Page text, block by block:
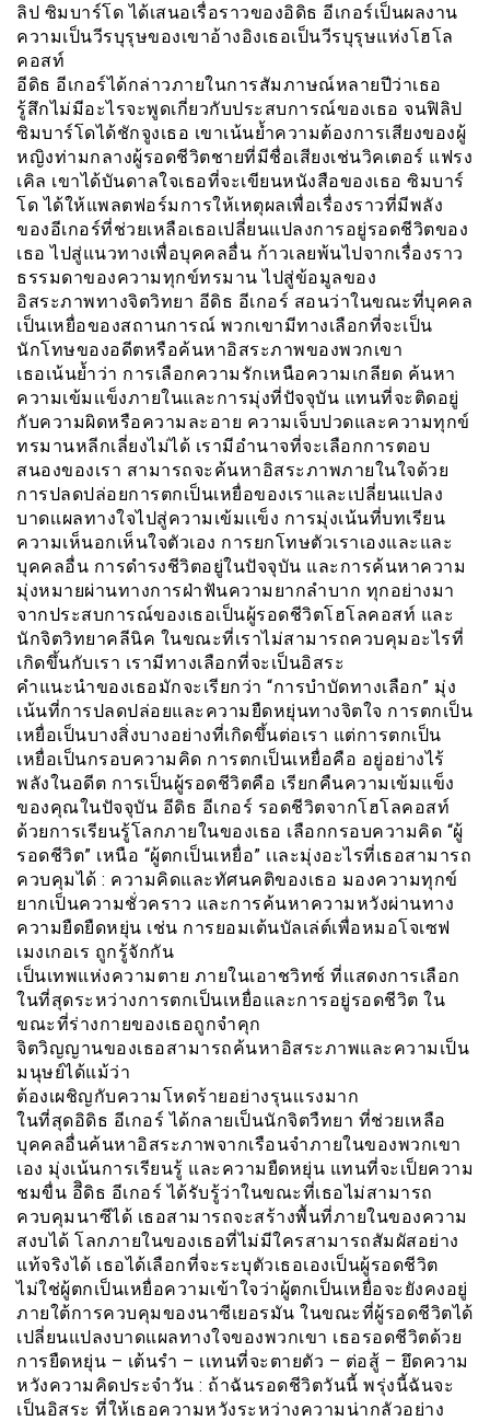
ลิป ซิมบาร์โด ได้เสนอเรื่อราวของอิดิธ อีเกอร์เป็นผลงาน
ความเป็นวีรบุรุษของเขาอ้างอิงเธอเป็นวีรบุรุษแห่งโฮโล
คอสท์
อีดิธ อีเกอร์ได้กล่าวภายในการสัมภาษณ์หลายปีว่าเธอ
รู้สึกไม่มีอะไรจะพูดเกี่ยวกับประสบการณ์ของเธอ จนฟิลิป
ซิมบาร์โดได้ชักจูงเธอ เขาเน้นย้ำความต้องการเสียงของผู้
หญิงท่ามกลางผู้รอดชีวิตชายที่มีชื่อเสียงเช่นวิคเตอร์ แฟรง
เคิล เขาได้บันดาลใจเธอที่จะเขียนหนังสือของเธอ ซิมบาร์
โด ได้ให้แพลตฟอร์มการให้เหตุผลเพื่อเรื่องราวที่มีพลัง
ของอีเกอร์ที่ช่วยเหลือเธอเปลี่ยนแปลงการอยู่รอดชีวิตของ
เธอ ไปสู่แนวทางเพื่อบุคคลอื่น ก้าวเลยพ้นไปจากเรื่องราว
ธรรมดาของความทุกข์ทรมาน ไปสู่ข้อมูลของ
อิสระภาพทางจิตวิทยา อีดิธ อีเกอร์ สอนว่าในขณะที่บุคคล
เป็นเหยื่อของสถานการณ์ พวกเขามีทางเลือกที่จะเป็น
นักโทษของอดีตหรือค้นหาอิสระภาพของพวกเขา
เธอเน้นย้ำว่า การเลือกความรักเหนือความเกลียด ค้นหา
ความเข้มเเข็งภายในและการมุ่งที่ปัจจุบัน แทนที่จะติดอยู่
กับความผิดหรือความละอาย ความเจ็บปวดและความทุกข์
ทรมานหลีกเลี่ยงไม่ได้ เรามีอำนาจที่จะเลือกการตอบ
สนองของเรา สามารถจะค้นหาอิสระภาพภายในใจด้วย
การปลดปล่อยการตกเป็นเหยื่อของเราและเปลี่ยนแปลง
บาดเเผลทางใจไปสู่ความเข้มเเข็ง การมุ่งเน้นที่บทเรียน
ความเห็นอกเห็นใจตัวเอง การยกโทษตัวเราเองและและ
บุคคลอื่น การดำรงชีวิตอยู่ในปัจจุบัน และการค้นหาความ
มุ่งหมายผ่านทางการฝ่าฟันความยากลำบาก ทุกอย่างมา
จากประสบการณ์ของเธอเป็นผู้รอดชีวิตโฮโลคอสท์ และ
นักจิตวิทยาคลีนิค ในขณะที่เราไม่สามารถควบคุมอะไรที่
เกิดขึ้นกับเรา เรามีทางเลือกที่จะเป็นอิสระ
คำแนะนำของเธอมักจะเรียกว่า “การบำบัดทางเลือก” มุ่ง
เน้นที่การปลดปล่อยและความยืดหยุ่นทางจิตใจ การตกเป็น
เหยื่อเป็นบางสิ่งบางอย่างที่เกิดขึ้นต่อเรา แต่การตกเป็น
เหยื่อเป็นกรอบความคิด การตกเป็นเหยื่อคือ อยู่อย่างไร้
พลังในอดีต การเป็นผู้รอดชีวิตคือ เรียกคืนความเข้มแข็ง
ของคุณในปัจจุบัน อีดิธ อีเกอร์ รอดชีวิตจากโฮโลคอสท์
ด้วยการเรียนรู้โลกภายในของเธอ เลือกกรอบความคิด “ผู้
รอดชีวิต” เหนือ “ผู้ตกเป็นเหยื่อ” เเละมุ่งอะไรที่เธอสามารถ
ควบคุมได้ : ความคิดและทัศนคติของเธอ มองความทุกข์
ยากเป็นความชั่วคราว และการค้นหาความหวังผ่านทาง
ความยืดยืดหยุ่น เช่น การยอมเต้นบัลเล่ต์เพื่อหมอโจเซฟ
เมงเกอเร ถูกรู้จักกัน
เป็นเทพแห่งความตาย ภายในเอาชวิทซ์ ที่เเสดงการเลือก
ในที่สุดระหว่างการตกเป็นเหยื่อและการอยู่รอดชีวิต ใน
ขณะที่ร่างกายของเธอถูกจำคุก
จิตวิญญานของเธอสามารถค้นหาอิสระภาพและความเป็น
มนุษย์ได้แม้ว่า
ต้องเผชิญกับความโหดร้ายอย่างรุนเเรงมาก
ในที่สุดอิดิธ อีเกอร์ ได้กลายเป็นนักจิตวืทยา ที่ช่วยเหลือ
บุคคลอื่นค้นหาอิสระภาพจากเรือนจำภายในของพวกเขา
เอง มุ่งเน้นการเรียนรู้ และความยืดหยุ่น แทนที่จะเป็ยความ
ชมขื่น อีิดิธ อีเกอร์ ได้รับรู้ว่าในขณะที่เธอไม่สามารถ
ควบคุมนาซีได้ เธอสามารถจะสร้างพื้นที่ภายในของความ
สงบได้ โลกภายในของเธอที่ไม่มีใครสามารถสัมผัสอย่าง
แท้จริงได้ เธอได้เลือกที่จะระบุตัวเธอเองเป็นผู้รอดชีวิต
ไม่ใช่ผู้ตกเป็นเหยื่อความเข้าใจว่าผู้ตกเป็นเหยื่อจะยังคงอยู่
ภายใต้การควบคุมของนาซีเยอรมัน ในขณะที่ผู้รอดชีวิตได้
เปลี่ยนแปลงบาดแผลทางใจของพวกเขา เธอรอดชีวิตด้วย
การยืดหยุ่น – เต้นรำ – เเทนที่จะตายตัว – ต่อสู้ – ยึดความ
หวังความคิดประจำวัน : ถ้าฉันรอดชีวิตวันนี้ พรุ่งนี้ฉันจะ
เป็นอิสระ ที่ให้เธอความหวังระหว่างความน่ากลัวอย่าง